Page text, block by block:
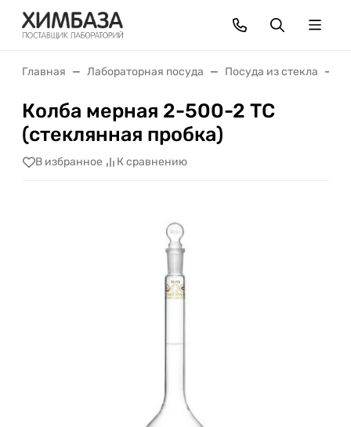
Главная Лабораторная посуда Посуда из стекла
Колба мерная 2-500-2 ТС
(стеклянная пробка)
В избранное К сравнению